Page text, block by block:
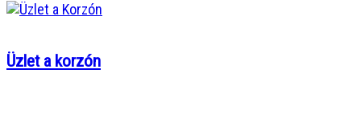
Üzlet a korzón